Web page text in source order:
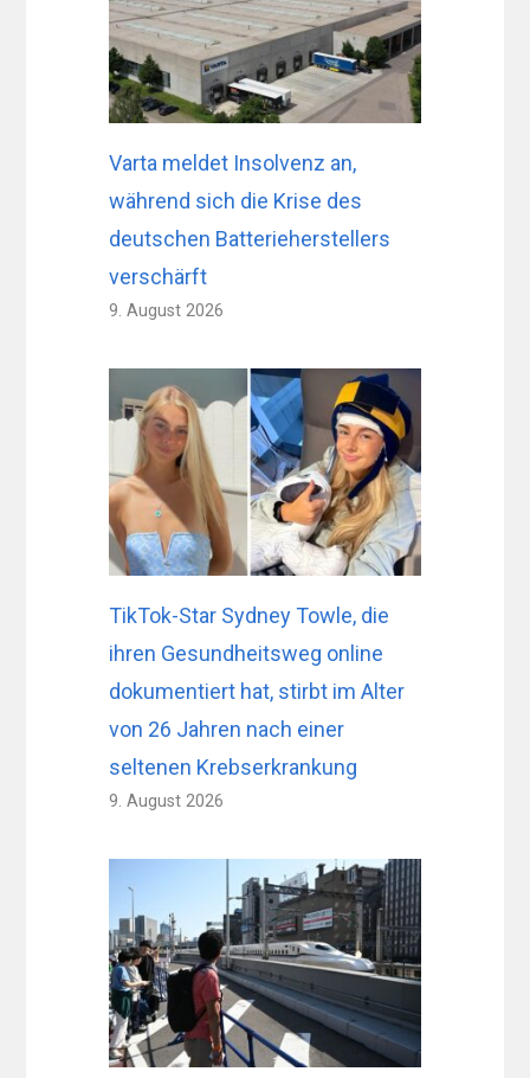
Varta meldet Insolvenz an,
während sich die Krise des
deutschen Batterieherstellers
verschärft
9. August 2026
TikTok-Star Sydney Towle, die
ihren Gesundheitsweg online
dokumentiert hat, stirbt im Alter
von 26 Jahren nach einer
seltenen Krebserkrankung
9. August 2026